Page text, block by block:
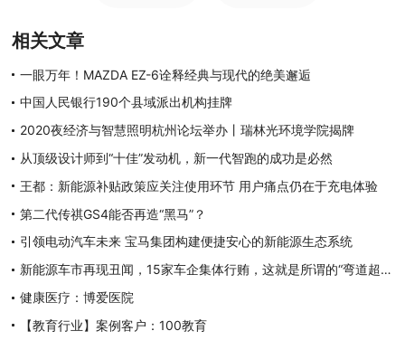
相关文章
一眼万年！MAZDA EZ-6诠释经典与现代的绝美邂逅
中国人民银行190个县域派出机构挂牌
2020夜经济与智慧照明杭州论坛举办丨瑞林光环境学院揭牌
从顶级设计师到“十佳”发动机，新一代智跑的成功是必然
王都：新能源补贴政策应关注使用环节 用户痛点仍在于充电体验
第二代传祺GS4能否再造“黑马”？
引领电动汽车未来 宝马集团构建便捷安心的新能源生态系统
新能源车市再现丑闻，15家车企集体行贿，这就是所谓的“弯道超车”？
健康医疗：博爱医院
【教育行业】案例客户：100教育